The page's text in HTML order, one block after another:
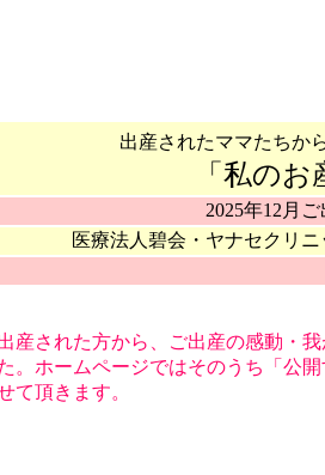
出産されたママたちか
「私のお
2025年12月
医療法人碧会・ヤナセクリ
産された方から、ご出産の感動・
。ホームページではそのうち「公
て頂きます。